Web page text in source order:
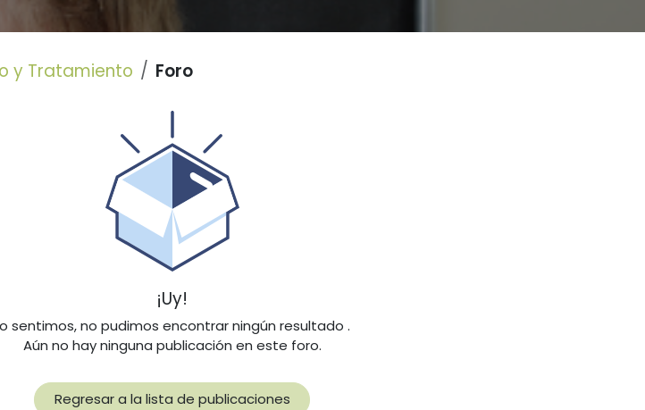
y Tratamiento Foro
¡Uy!
sentimos, no pudimos encontrar ningún resultado .
Aún no hay ninguna publicación en este foro.
Regresar a la lista de publicaciones